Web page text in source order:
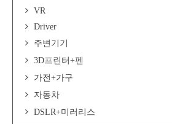
VR
Driver
주변기기
3D프린터+펜
가전+가구
자동차
DSLR+미러리스